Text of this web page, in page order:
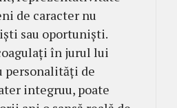
de caracter nu
sau oportuniști.
în jurul lui
personalități de
integruu, poate